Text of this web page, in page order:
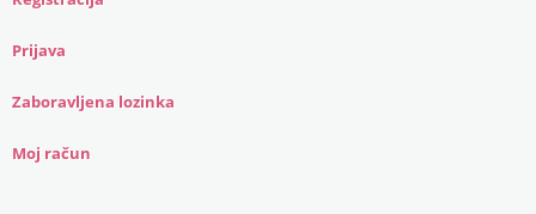
Prijava
Zaboravljena lozinka
Moj račun